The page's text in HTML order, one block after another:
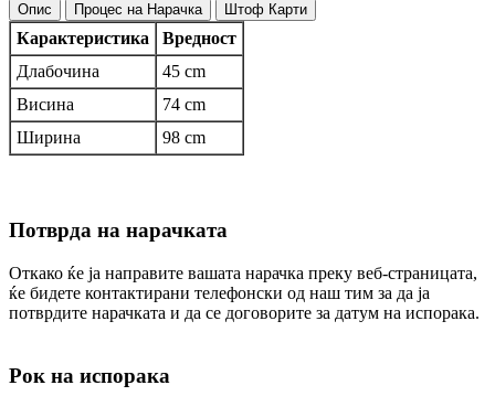
Опис Процес на Нарачка Штоф Карти
Карактеристика
Вредност
Длабочина
45 cm
Висина
74 cm
Ширина
98 cm
Потврда на нарачката
Откако ќе ја направите вашата нарачка преку веб-страницата,
ќе бидете контактирани телефонски од наш тим за да ја
потврдите нарачката и да се договорите за датум на испорака.
Рок на испорака